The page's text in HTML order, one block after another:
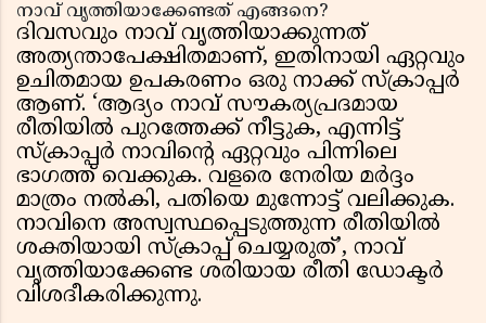
നാവ് വൃത്തിയാക്കേണ്ടത് എങ്ങനെ?
ദിവസവും നാവ് വൃത്തിയാക്കുന്നത്
അത്യന്താപേക്ഷിതമാണ്, ഇതിനായി ഏറ്റവും
ഉചിതമായ ഉപകരണം ഒരു നാക്ക് സ്ക്രാപ്പർ
ആണ്. ‘ആദ്യം നാവ് സൗകര്യപ്രദമായ
രീതിയിൽ പുറത്തേക്ക് നീട്ടുക, എന്നിട്ട്
സ്ക്രാപ്പർ നാവിന്റെ ഏറ്റവും പിന്നിലെ
ഭാഗത്ത് വെക്കുക. വളരെ നേരിയ മർദ്ദം
മാത്രം നൽകി, പതിയെ മുന്നോട്ട് വലിക്കുക.
നാവിനെ അസ്വസ്ഥപ്പെടുത്തുന്ന രീതിയിൽ
ശക്തിയായി സ്ക്രാപ്പ് ചെയ്യരുത്’, നാവ്
വൃത്തിയാക്കേണ്ട ശരിയായ രീതി ഡോക്ടർ
വിശദീകരിക്കുന്നു.